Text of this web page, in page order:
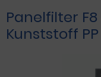
Panelfilter
Kunststoff PP